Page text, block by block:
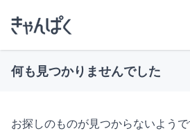
何も見つかりませんでした
お探しのものが見つからないようで